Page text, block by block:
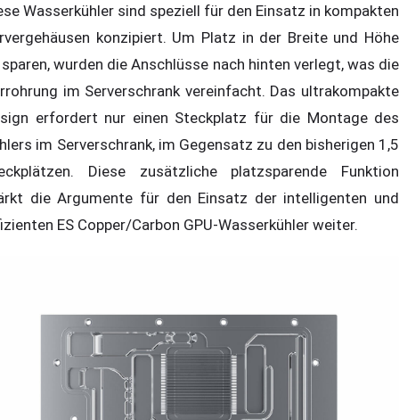
Wasserkühler sind speziell für den Einsatz in kompakten
konzipiert. Um Platz in der Breite und Höhe
wurden die Anschlüsse nach hinten verlegt, was die
im Serverschrank vereinfacht. Das ultrakompakte
erfordert nur einen Steckplatz für die Montage des
im Serverschrank, im Gegensatz zu den bisherigen 1,5
Diese zusätzliche platzsparende Funktion
die Argumente für den Einsatz der intelligenten und
ES Copper/Carbon GPU-Wasserkühler weiter.